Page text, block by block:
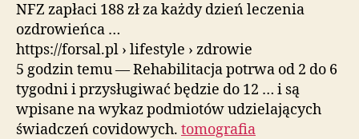
NFZ zapłaci 188 zł za każdy dzień leczenia
ozdrowieńca …
https://forsal.pl › lifestyle › zdrowie
5 godzin temu — Rehabilitacja potrwa od 2 do 6
tygodni i przysługiwać będzie do 12 … i są
wpisane na wykaz podmiotów udzielających
świadczeń covidowych. tomografia